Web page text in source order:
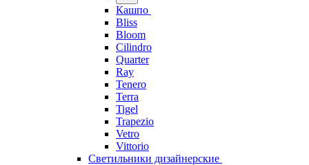
Кашпо
Bliss
Bloom
Cilindro
Quarter
Ray
Tenero
Terra
Tigel
Trapezio
Vetro
Vittorio
Светильники дизайнерские